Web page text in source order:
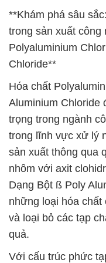
**Khám phá sâu
trong sản xuất công
Polyaluminium
Chloride**
Hóa chất
Aluminium Chloride
trọng trong ngành
trong lĩnh vực xử lý
sản xuất thông qua
nhôm với axit
Dạng Bột ß Poly
những loại hóa chất
và loại bỏ các tạp
quả.
Với cấu trúc phức